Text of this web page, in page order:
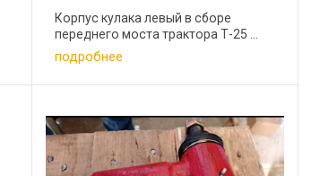
Корпус кулака левый в сборе
переднего моста трактора Т-25 ...
подробнее